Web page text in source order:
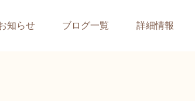
知らせ ブログ一覧 詳細情報